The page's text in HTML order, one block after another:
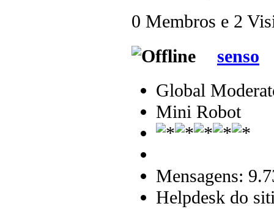
0 Membros e 2
senso
Global
Mini Robot
Mensagens:
Helpdesk do